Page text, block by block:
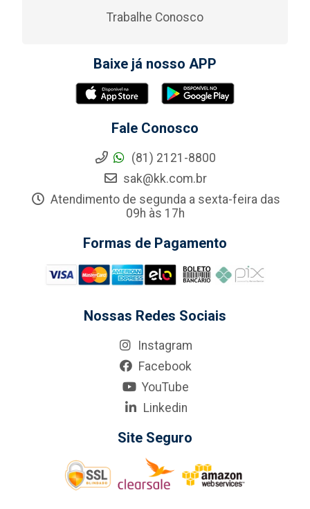
Trabalhe Conosco
Baixe já nosso APP
Fale Conosco
(81) 2121-8800
sak@kk.com.br
Atendimento de segunda a sexta-feira das
09h às 17h
Formas de Pagamento
Nossas Redes Sociais
Instagram
Facebook
YouTube
Linkedin
Site Seguro